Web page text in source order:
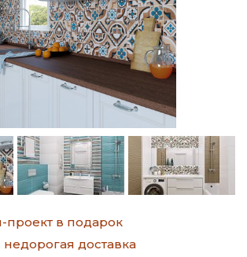
проект в подарок
доставка